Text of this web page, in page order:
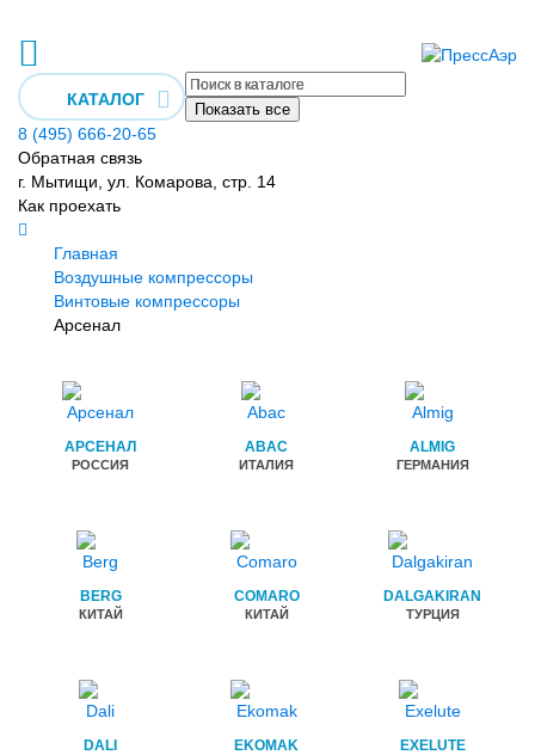
КАТАЛОГ
Показать все
8 (495) 666-20-65
Обратная связь
г. Мытищи, ул. Комарова, стр. 14
Как проехать
Главная
Воздушные компрессоры
Винтовые компрессоры
Арсенал
АРСЕНАЛ
РОССИЯ
ABAC
ИТАЛИЯ
ALMIG
ГЕРМАНИЯ
BERG
КИТАЙ
COMARO
КИТАЙ
DALGAKIRAN
ТУРЦИЯ
DALI EKOMAK EXELUTE